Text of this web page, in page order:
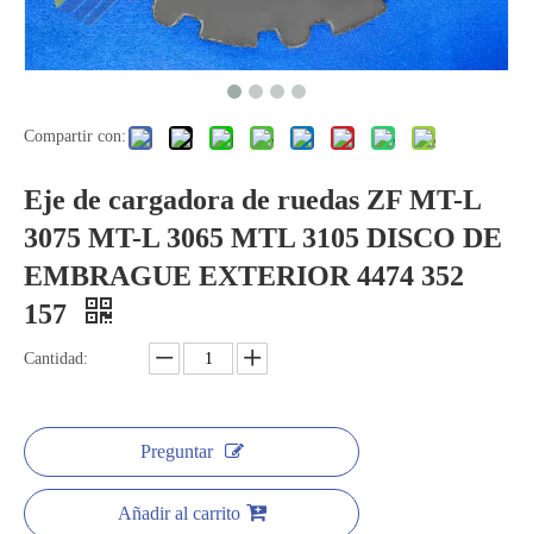
Compartir con:
Eje de cargadora de ruedas ZF MT-L
3075 MT-L 3065 MTL 3105 DISCO DE
EMBRAGUE EXTERIOR 4474 352
157
Cantidad:
Preguntar
Añadir al carrito